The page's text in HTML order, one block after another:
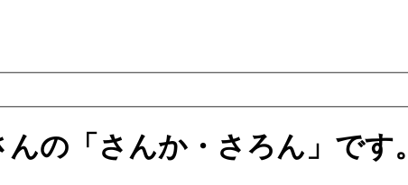
の「さんか・さろん」です。